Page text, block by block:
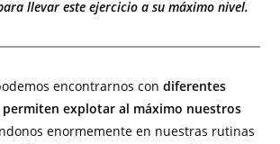
llevar este ejercicio a su máximo nivel.
encontrarnos condiferentes
explotar al máximo nuestros
enormemente en nuestras rutinas